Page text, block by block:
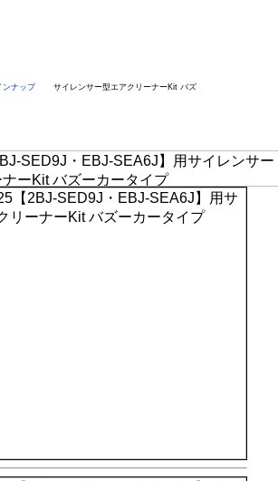
ンナップ
サイレンサー型エアクリーナーKit バズ